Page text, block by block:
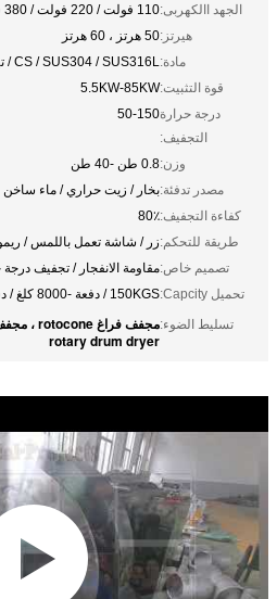
الجهد االكهربى:110 فولت / 220 فولت / 380 فولت / 415 فولت / 480 فولت
هيرتز:50 هرتز ، 60 هرتز
مادة:CS / SUS304 / SUS316L / تيتانيوم
قوة التثبيت:5.5KW-85KW
درجة حرارة
التجفيف:
50-150
وزن:0.8 طن -40 طن
مصدر تدفئة:بخار / زيت حراري / ماء ساخن
كفاءة التجفيف:80٪
طريقة للتحكم:زر / شاشة تعمل باللمس /
تصميم خاص:مقاومة الانفجار / تجفيف
تحميل Capcity:
150KGS / دفعة -8000 كلغ / دفعة
تسليط الضوء:مجفف فراغ rotocone ، مجفف الأسطوانة الدوارة
rotary drum dryer